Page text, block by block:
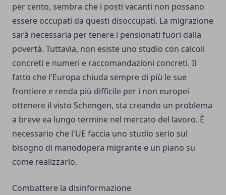
per cento, sembra che i posti vacanti non possano
essere occupati da questi disoccupati. La migrazione
sarà necessaria per tenere i pensionati fuori dalla
povertà. Tuttavia, non esiste uno studio con calcoli
concreti e numeri e raccomandazioni concreti. Il
fatto che l'Europa chiuda sempre di più le sue
frontiere e renda più difficile per i non europei
ottenere il visto Schengen, sta creando un problema
a breve ea lungo termine nel mercato del lavoro. È
necessario che l'UE faccia uno studio serio sul
bisogno di manodopera migrante e un piano su
come realizzarlo.
Combattere la disinformazione